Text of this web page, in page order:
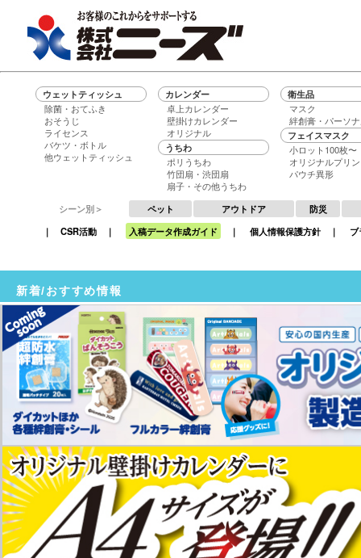
ウェットティッシュ
除菌・おてふき
おそうじ
ライセンス
バケツ・ボトル
他ウェットティッシュ
カレンダー
卓上カレンダー
壁掛けカレンダー
オリジナル
うちわ
ポリうちわ
竹団扇・渋団扇
扇子・その他うちわ
衛生品
マスク
絆創膏・パーソ
フェイスマスク
小ロット100枚〜
オリジナルプリ
パウチ異形
シーン別＞ ペット アウトドア
防災
｜ CSR活動 ｜ 入稿データ作成ガイド ｜ 個人情報保護方針 ｜
新着/おすすめ情報